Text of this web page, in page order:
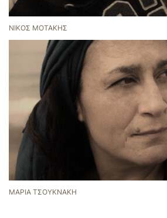
ΝΊΚΟΣ ΜΟΤΆΚΗΣ
ΜΑΡΊΑ ΤΣΟΥΚΝΆΚΗ